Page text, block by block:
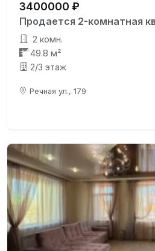
3400000 ₽
Продается 2-комнатная
2 комн.
49.8 м²
2/3 этаж
Речная ул., 179